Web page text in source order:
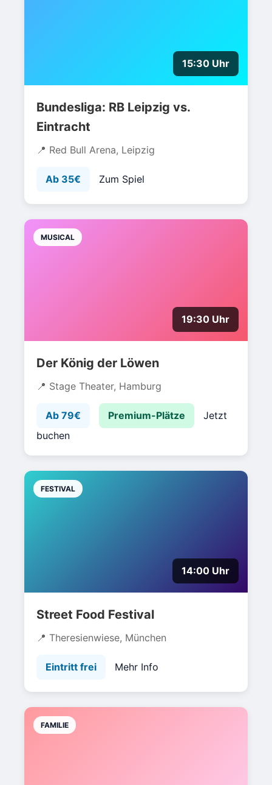
15:30 Uhr
Bundesliga: RB Leipzig vs.
Eintracht
Red Bull Arena, Leipzig
Ab 35€ Zum Spiel
MUSICAL
19:30 Uhr
Der König der Löwen
Stage Theater, Hamburg
Ab 79€ Premium-Plätze
Jetzt
buchen
FESTIVAL
14:00 Uhr
Street Food Festival
Theresienwiese, München
Eintritt frei Mehr Info
FAMILIE